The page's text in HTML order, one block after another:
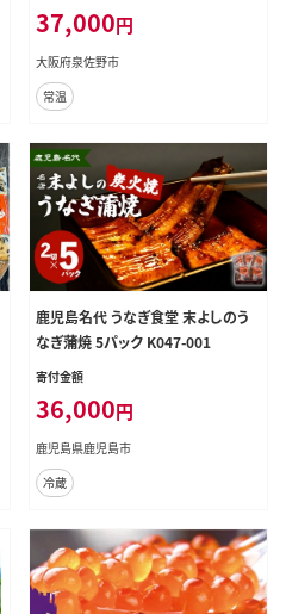
37,000円
大阪府泉佐野市
常温
鹿児島名代 うなぎ食堂 末よしのう
なぎ蒲焼 5パック K047-001
寄付金額
36,000円
鹿児島県鹿児島市
冷蔵